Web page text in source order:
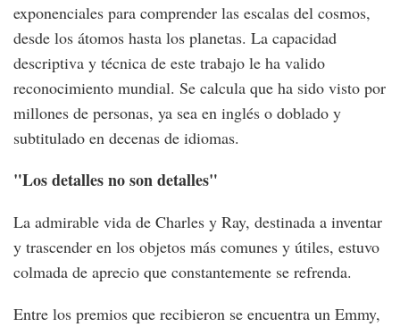
exponenciales para comprender las escalas del cosmos,
desde los átomos hasta los planetas. La capacidad
descriptiva y técnica de este trabajo le ha valido
reconocimiento mundial. Se calcula que ha sido visto por
millones de personas, ya sea en inglés o doblado y
subtitulado en decenas de idiomas.
"Los detalles no son detalles"
La admirable vida de Charles y Ray, destinada a inventar
y trascender en los objetos más comunes y útiles, estuvo
colmada de aprecio que constantemente se refrenda.
Entre los premios que recibieron se encuentra un Emmy,